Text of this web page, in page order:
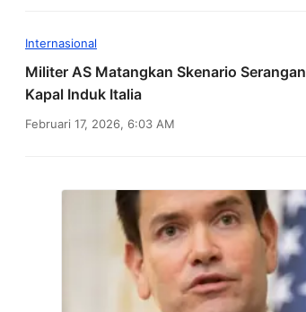
Internasional
Militer AS Matangkan Skenario
Kapal Induk Italia
Februari 17, 2026, 6:03 AM